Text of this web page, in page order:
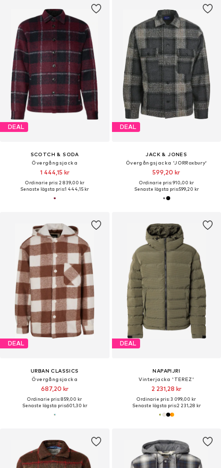
DEAL
SCOTCH & SODA
Övergångsjacka
1 444,15 kr
Ordinarie pris: 2 839,00 kr
Senaste lägsta pris:1 444,15 kr
DEAL
JACK & JONES
Övergångsjacka 'JORRoxbury'
599,20 kr
Ordinarie pris: 910,00 kr
Senaste lägsta pris:599,20 kr
DEAL
URBAN CLASSICS
Övergångsjacka
687,20 kr
Ordinarie pris: 859,00 kr
Senaste lägsta pris:601,30 kr
DEAL
NAPAPIJRI
Vinterjacka 'TEREZ'
2 231,28 kr
Ordinarie pris: 3 099,00 kr
Senaste lägsta pris:2 231,28 kr